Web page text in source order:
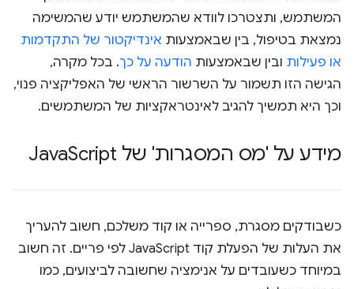
המשתמש, ותצטרכו לוודא שהמשתמש יודע שהמשימה
נמצאת בטיפול, בין שבאמצעות אינדיקטור של התקדמות
או פעילות ובין שבאמצעות הודעה על כך. בכל מקרה,
הגישה הזו תשמור על השרשור הראשי של האפליקציה פנוי,
וכך היא תמשיך להגיב לאינטראקציות של המשתמשים.
מידע על 'מס המסגרות' של Java Script
כשבודקים מסגרת, ספרייה או קוד משלכם, חשוב להעריך
את העלות של הפעלת קוד JavaScript לפי פריים. זה חשוב
במיוחד כשעובדים על אנימציה שחשובה לביצועים, כמו